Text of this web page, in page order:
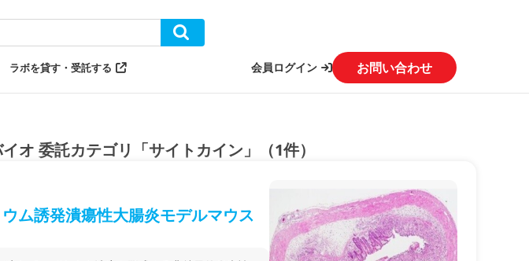
ラボを貸す・受託する 会員ログイン お問い合わせ
オ 委託カテゴリ「サイトカイン」（1件）
ム誘発潰瘍性大腸炎モデルマウス